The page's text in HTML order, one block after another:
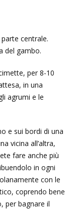
centrale.
del gambo.
per 8-10
in una
agrumi e le
e sui bordi di una
vicina all’altra,
fare anche più
in ogni
con le
coprendo bene
per bagnare il